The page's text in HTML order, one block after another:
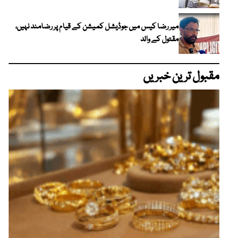
میر رضا کیس میں جوڈیشل کمیشن کے قیام پر رضامند نہیں،
مقتول کے والد
مقبول ترین خبریں